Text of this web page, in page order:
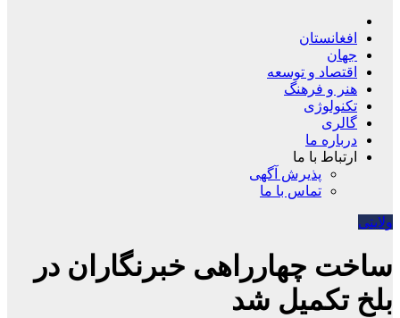
افغانستان
جهان
اقتصاد و توسعه
هنر و فرهنگ
تکنولوژی
گالری
درباره ما
ارتباط با ما
پذیرش آگهی
تماس با ما
ولایتی
ساخت چهارراهی خبرنگاران در
بلخ تکمیل شد